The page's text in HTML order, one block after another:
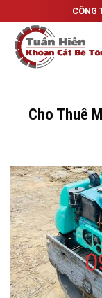
to
content
CÔNG
Cho Thuê